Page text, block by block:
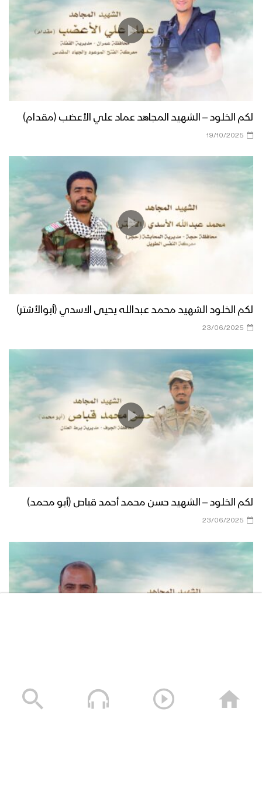
لكم الخلود – الشهيد المجاهد عماد علي الأعضب (مقدام)
19/10/2025
لكم الخلود الشهيد محمد عبدالله يحيى الاسدي (أبوالأشتر)
23/06/2025
لكم الخلود – الشهيد حسن محمد أحمد قباص (أبو محمد)
23/06/2025
لكم الخلود – الشهيد محمد طه الجنيد (أبو طه)